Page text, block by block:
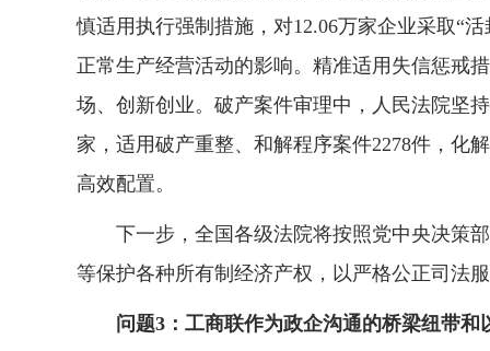
慎适用执行强制措施，对12.06万家企业采取“
正常生产经营活动的影响。精准适用失信惩戒
场、创新创业。破产案件审理中，人民法院坚
家，适用破产重整、和解程序案件2278件，化
高效配置。
下一步，全国各级法院将按照党中央决策部
等保护各种所有制经济产权，以严格公正司法
问题3：工商联作为政企沟通的桥梁纽带